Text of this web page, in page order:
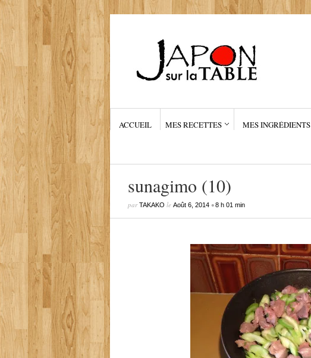
ACCUEIL MES RECETTES MES INGRÉDIENTS
sunagimo (10)
parTAKAKO le Août 6, 2014•8 h 01 min